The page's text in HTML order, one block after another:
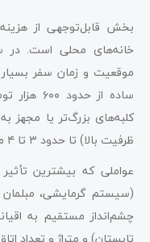
بخش قابل‌توجهی از
موقعیت و زمان سفر بسیار
ساده از
کلبه‌های بزرگ‌تر یا مجهز
ظرفیت بالا) تا حدود ۳ تا ۴ میلیون تومان در شب هم می‌رسد.
عواملی که بیشترین
(سیستم گرمایشی،
چشم‌انداز مستقیم به